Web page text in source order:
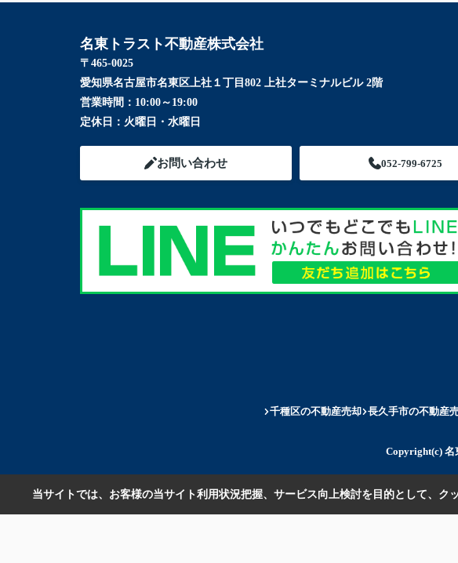
■お
名東トラスト不動産株式会社
〒465-0025
愛知県名古屋市名東区上社１丁目802 上社ターミナルビル 2階
営業時間： 10:00～19:00
定休日： 火曜日・水曜日
お問い合わせ 052-799-6725
千種区の不動産売却 長久手市の不動産
Copyright(c) 名
当サイトでは、お客様の当サイト利用状況把握、サービス向上検討を目的として、ク